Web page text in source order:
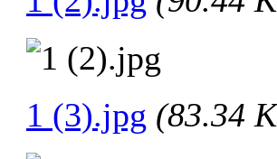
1 (3).jpg (83.34